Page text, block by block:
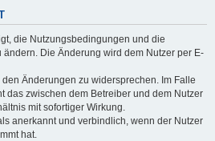
die Nutzungsbedingungen und die
ändern. Die Änderung wird dem Nutzer per E-
den Änderungen zu widersprechen. Im Falle
das zwischen dem Betreiber und dem Nutzer
mit sofortiger Wirkung.
anerkannt und verbindlich, wenn der Nutzer
hat.